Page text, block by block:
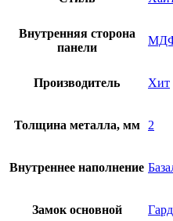
Внутренняя сторона
панели
МДФ
Производитель Хит
Толщина металла, мм 2
Внутреннее наполнение
Замок основной